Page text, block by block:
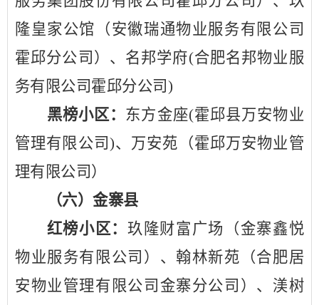
隆皇家公馆（安徽瑞通物业服务有限公司
霍邱分公司）、名邦学府(合肥名邦物业服
务有限公司霍邱分公司)
黑榜小区： 东方金座(霍邱县万安物业
管理有限公司)、万安苑（霍邱万安物业管
理有限公司）
（六）金寨县
红榜小区： 玖隆财富广场（金寨鑫悦
物业服务有限公司）、翰林新苑（合肥居
安物业管理有限公司金寨分公司）、渼树